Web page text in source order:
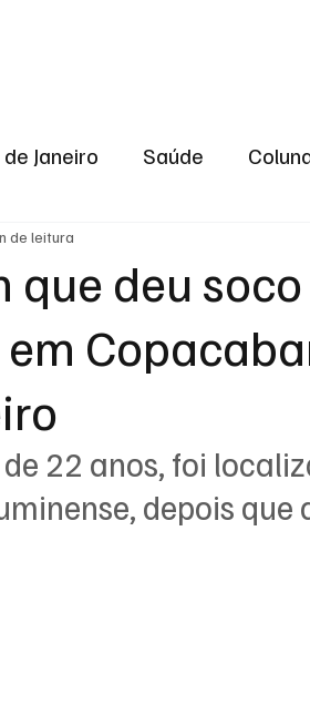
de Janeiro Saúde
Fluminense
Zona Oeste Região serrana
que deu
de leitura
22 anos, foi
depois que